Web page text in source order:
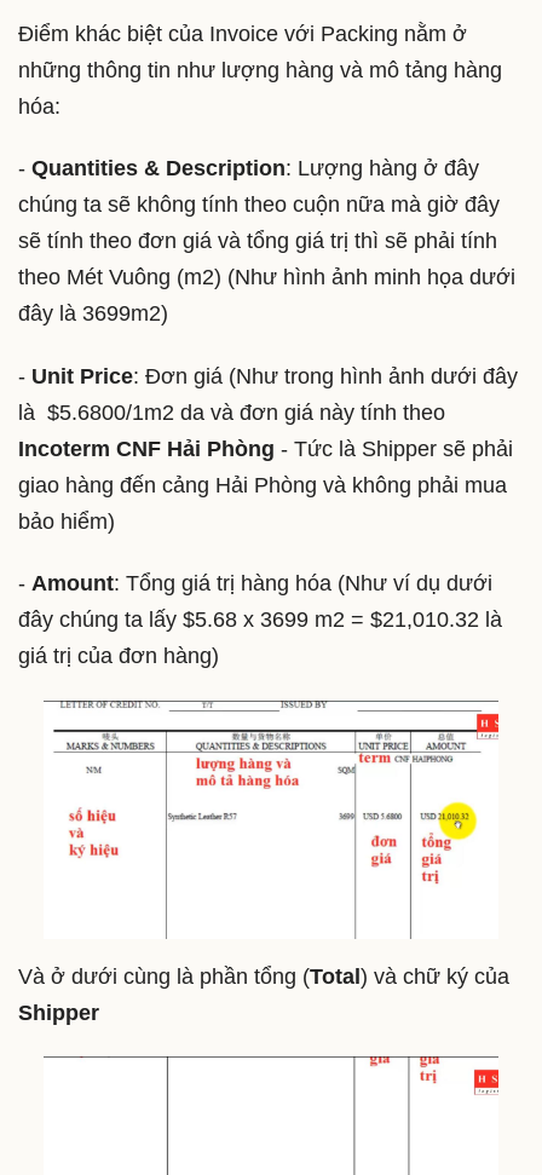
Điểm khác biệt của Invoice với Packing nằm ở
những thông tin như lượng hàng và mô tảng hàng
hóa:
- Quantities & Description: Lượng hàng ở đây
chúng ta sẽ không tính theo cuộn nữa mà giờ đây
sẽ tính theo đơn giá và tổng giá trị thì sẽ phải tính
theo Mét Vuông (m2) (Như hình ảnh minh họa dưới
đây là 3699m2)
- Unit Price: Đơn giá (Như trong hình ảnh dưới đây
là $5.6800/1m2 da và đơn giá này tính theo
Incoterm CNF Hải Phòng - Tức là Shipper sẽ phải
giao hàng đến cảng Hải Phòng và không phải mua
bảo hiểm)
- Amount: Tổng giá trị hàng hóa (Như ví dụ dưới
đây chúng ta lấy $5.68 x 3699 m2 = $21,010.32 là
giá trị của đơn hàng)
Và ở dưới cùng là phần tổng (Total) và chữ ký của
Shipper